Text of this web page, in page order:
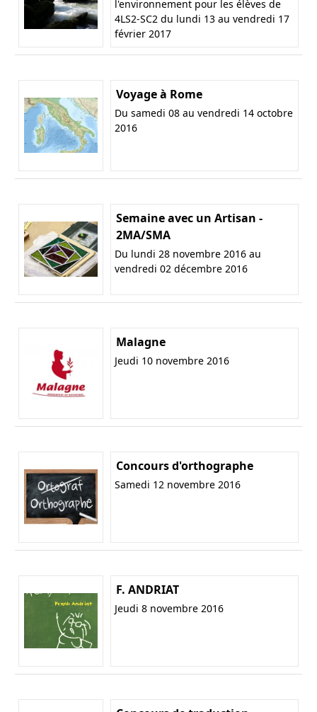
l'environnement pour les élèves de
4LS2-SC2 du lundi 13 au vendredi 17
février 2017
Voyage à Rome
Du samedi 08 au vendredi 14 octobre
2016
Semaine avec un Artisan -
2MA/SMA
Du lundi 28 novembre 2016 au
vendredi 02 décembre 2016
Malagne
Jeudi 10 novembre 2016
Concours d'orthographe
Samedi 12 novembre 2016
F. ANDRIAT
Jeudi 8 novembre 2016